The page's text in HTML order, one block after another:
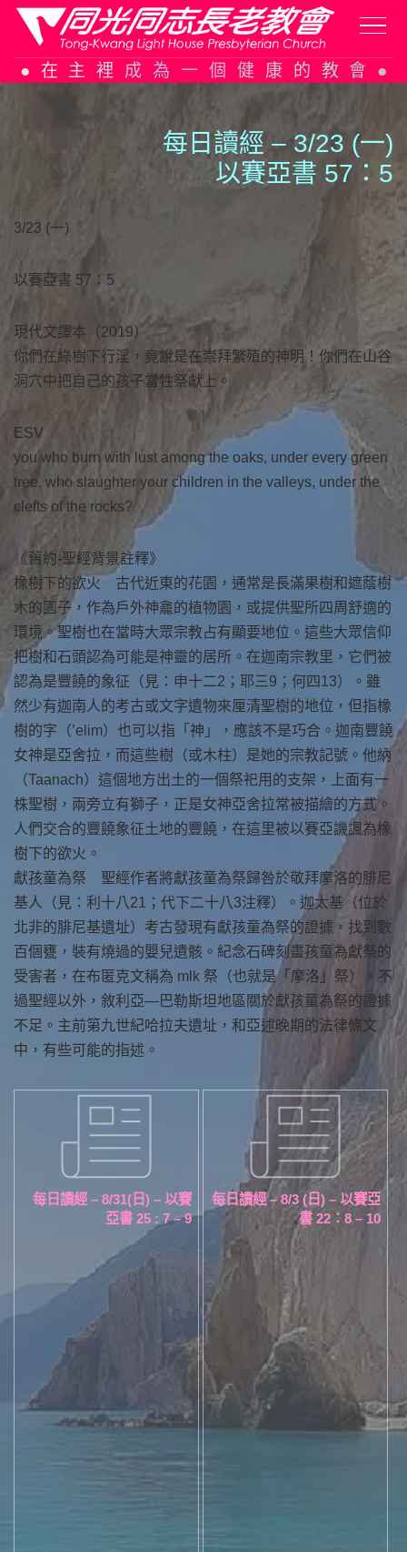
Skip
to
在主裡成為一個健康的教會
每日讀經 – 3/23 (一)
以賽亞書 57：5
3/23 (一)
以賽亞書 57：5
現代文譯本（2019）
你們在綠樹下行淫，竟說是在崇拜繁殖的神明！你們在山谷
洞穴中把自己的孩子當牲祭獻上。
ESV
you who burn with lust among the oaks, under every green
tree, who slaughter your children in the valleys, under the
clefts of the rocks?
《舊約-聖經背景註釋》
橡樹下的欲火 古代近東的花園，通常是長滿果樹和遮蔭樹
木的園子，作為戶外神龕的植物園，或提供聖所四周舒適的
環境。聖樹也在當時大眾宗教占有顯要地位。這些大眾信仰
把樹和石頭認為可能是神靈的居所。在迦南宗教里，它們被
認為是豐饒的象征（見：申十二2；耶三9；何四13）。雖
然少有迦南人的考古或文字遺物來厘清聖樹的地位，但指橡
樹的字（’elim）也可以指「神」，應該不是巧合。迦南豐饒
女神是亞舍拉，而這些樹（或木柱）是她的宗教記號。他納
（Taanach）這個地方出土的一個祭祀用的支架，上面有一
株聖樹，兩旁立有獅子，正是女神亞舍拉常被描繪的方式。
人們交合的豐饒象征土地的豐饒，在這里被以賽亞譏諷為橡
樹下的欲火。
獻孩童為祭 聖經作者將獻孩童為祭歸咎於敬拜摩洛的腓尼
基人（見：利十八21；代下二十八3注釋）。迦太基（位於
北非的腓尼基遺址）考古發現有獻孩童為祭的證據，找到數
百個甕，裝有燒過的嬰兒遺骸。紀念石碑刻畫孩童為獻祭的
受害者，在布匿克文稱為 mlk 祭（也就是「摩洛」祭）。不
過聖經以外，敘利亞—巴勒斯坦地區關於獻孩童為祭的證據
不足。主前第九世紀哈拉夫遺址，和亞述晚期的法律條文
中，有些可能的指述。
每日讀經 – 8/31(日) – 以賽
亞書 25 : 7 – 9
每日讀經 – 8/3 (日) – 以賽亞
書 22：8 – 10